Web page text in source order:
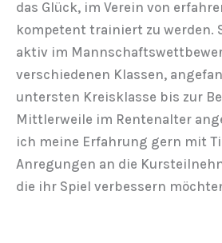
das Glück, im Verein von
kompetent trainiert zu werden.
aktiv im
verschiedenen Klassen,
untersten Kreisklasse bis zur
Mittlerweile im Rentenalter
ich meine Erfahrung gern mit
Anregungen an die
die ihr Spiel verbessern